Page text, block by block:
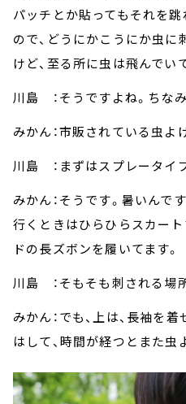
パッチとか貼ってもそれを
ので、どうにかこうにか虫
けど、至る所に虫は飛んでい
川島 ：そうですよね。ちな
みかん：市販されている虫よ
川島 ：まずはスプレータイ
みかん：そうです。暑いんで
行くときはひらひらスカー
ドの長ズボンを履いてます。
川島 ：そもそも刺される場
みかん：でも、上は、長袖を
はして、時間が経つとまた虫